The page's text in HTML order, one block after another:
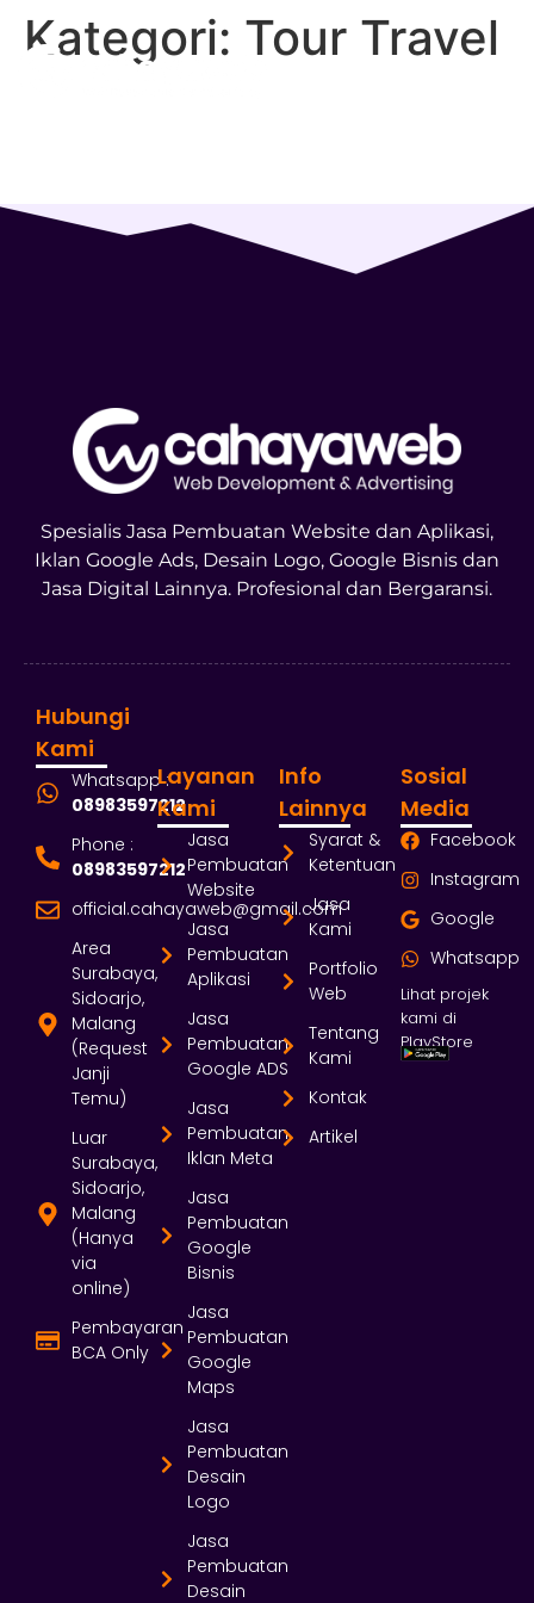
Kategori: Tour Travel
Spesialis Jasa Pembuatan Website dan Aplikasi,
Iklan Google Ads, Desain Logo, Google Bisnis dan
Jasa Digital Lainnya. Profesional dan Bergaransi.
Hubungi
Kami
Whatsapp :
08983597212
Phone :
08983597212
official.cahayaweb@gmail.com
Area
Surabaya,
Sidoarjo,
Malang
(Request
Janji
Temu)
Luar
Surabaya,
Sidoarjo,
Malang
(Hanya
via
online)
Pembayaran
BCA Only
Layanan
Kami
Jasa
Pembuatan
Website
Jasa
Pembuatan
Aplikasi
Jasa
Pembuatan
Google ADS
Jasa
Pembuatan
Iklan Meta
Jasa
Pembuatan
Google
Bisnis
Jasa
Pembuatan
Google
Maps
Jasa
Pembuatan
Desain
Logo
Jasa
Pembuatan
Desain
Info
Lainnya
Syarat &
Ketentuan
Jasa
Kami
Portfolio
Web
Tentang
Kami
Kontak
Artikel
Sosial
Media
Facebook
Instagram
Google
Whatsapp
Lihat projek
kami di
PlayStore